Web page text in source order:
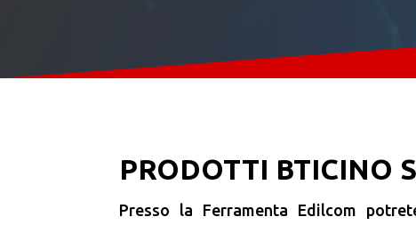
PRODOTTI BTICINO
Presso la Ferramenta Edilcom